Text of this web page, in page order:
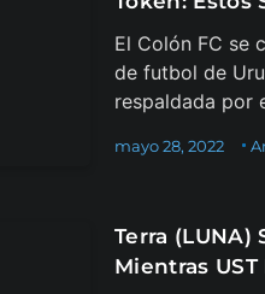
El Colón FC se
de futbol de
respaldada por
mayo 28, 2022
Terra (LUNA)
Mientras